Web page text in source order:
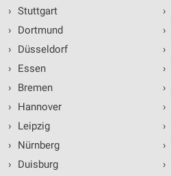
› Stuttgart
›
Dortmund
›
Düsseldorf
›
Essen
›
Bremen
›
Hannover
›
Leipzig
›
Nürnberg
›
Duisburg
›
›
›
›
›
›
›
›
›